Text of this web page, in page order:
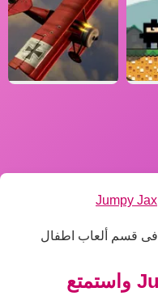
Jumpy Jax
🎮 إلعب الآن Jumpy Jax واستمتع